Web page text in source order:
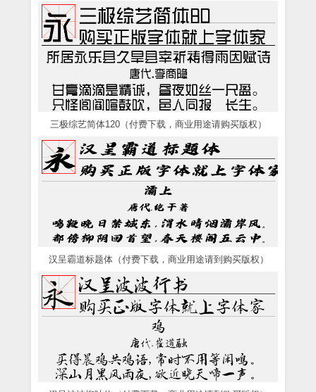
三极综艺简体120（付费下载，商业用途请购买版权）
汉呈霸道标题体（付费下载，商业用途请到购买版权）